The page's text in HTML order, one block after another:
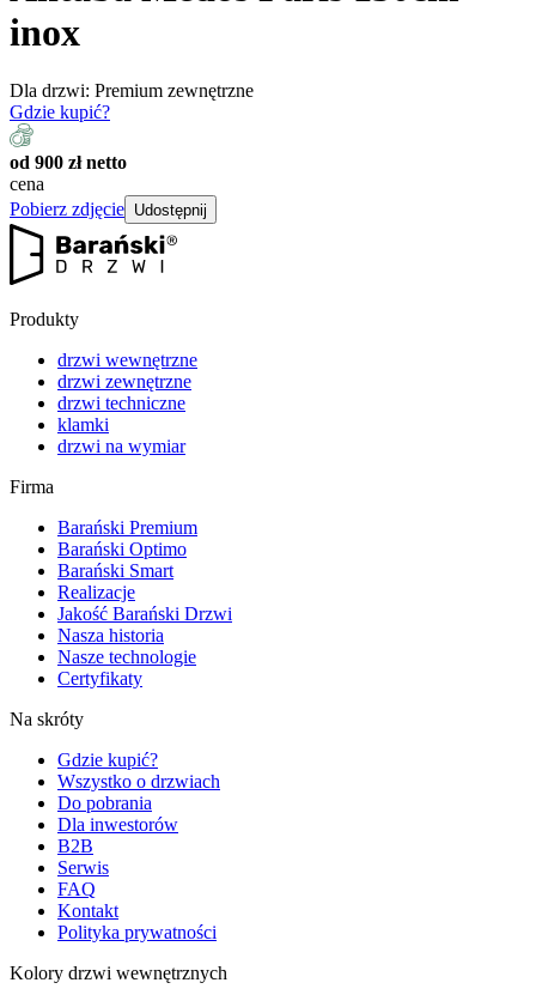
inox
Dla drzwi: Premium zewnętrzne
Gdzie kupić?
od 900 zł netto
cena
Pobierz zdjęcie Udostępnij
Produkty
drzwi wewnętrzne
drzwi zewnętrzne
drzwi techniczne
klamki
drzwi na wymiar
Firma
Barański Premium
Barański Optimo
Barański Smart
Realizacje
Jakość Barański Drzwi
Nasza historia
Nasze technologie
Certyfikaty
Na skróty
Gdzie kupić?
Wszystko o drzwiach
Do pobrania
Dla inwestorów
B2B
Serwis
FAQ
Kontakt
Polityka prywatności
Kolory drzwi wewnętrznych